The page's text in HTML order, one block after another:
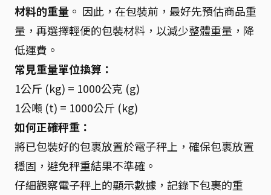
材料的重量 。 因此，在包裝前，最好先預估商品重
量，再選擇輕便的包裝材料，以減少整體重量，降
低運費。
常見重量單位換算：
1公斤 (kg) = 1000公克 (g)
1公噸 (t) = 1000公斤 (kg)
如何正確秤重：
將已包裝好的包裹放置於電子秤上，確保包裹放置
穩固，避免秤重結果不準確。
仔細觀察電子秤上的顯示數據，記錄下包裹的重